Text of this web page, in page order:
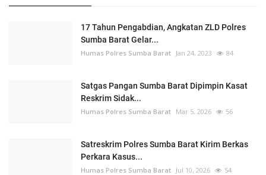
17 Tahun Pengabdian, Angkatan ZLD Polres
Sumba Barat Gelar...
Humas Polres Sumba Barat Jan 24, 2023 84
Satgas Pangan Sumba Barat Dipimpin Kasat
Reskrim Sidak...
Humas Polres Sumba Barat Mar 5, 2026 56
Satreskrim Polres Sumba Barat Kirim Berkas
Perkara Kasus...
Humas Polres Sumba Barat Jul 10, 2026 54